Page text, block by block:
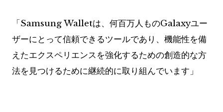
「Samsung Walletは、何百万人ものGalaxyユー
ザーにとって信頼できるツールであり、機能性を備
えたエクスペリエンスを強化するための創造的な方
法を見つけるために継続的に取り組んでいます」